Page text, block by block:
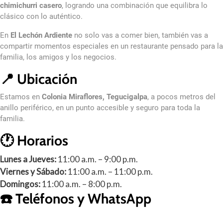
chimichurri casero, logrando una combinación que equilibra lo
clásico con lo auténtico.
En El Lechón Ardiente no solo vas a comer bien, también vas a
compartir momentos especiales en un restaurante pensado para la
familia, los amigos y los negocios.
📍 Ubicación
Estamos en Colonia Miraflores, Tegucigalpa, a pocos metros del
anillo periférico, en un punto accesible y seguro para toda la
familia.
🕐 Horarios
Lunes a Jueves:11:00 a.m. – 9:00 p.m.
Viernes y Sábado:11:00 a.m. – 11:00 p.m.
Domingos:11:00 a.m. – 8:00 p.m.
☎️ Teléfonos y WhatsApp